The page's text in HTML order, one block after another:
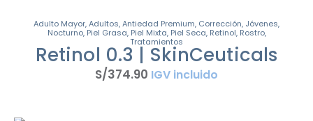
Adulto Mayor,Adultos,Antiedad Premium, Corrección, Jóvenes,
Nocturno, Piel Grasa, Piel Mixta, Piel Seca, Retinol, Rostro,
Tratamientos
Retinol 0.3 | SkinCeuticals
S/374.90 IGV incluido